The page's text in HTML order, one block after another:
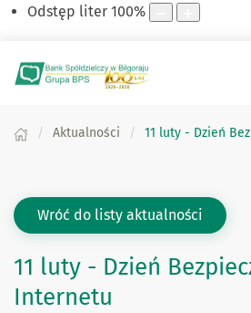
Odstęp liter 100%
Aktualności 11 luty - Dzień
Wróć do listy aktualności
11 luty - Dzień
Internetu